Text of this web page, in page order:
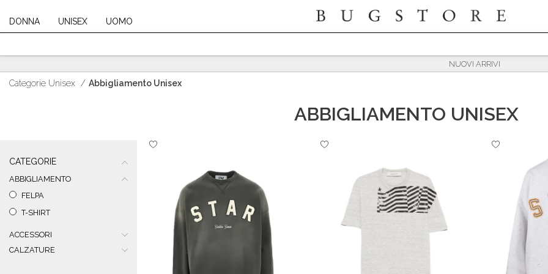
DONNA UNISEX UOMO
Categorie Unisex / Abbigliamento Unisex
ABBIGLIAMENTO UNISEX
CATEGORIE
ABBIGLIAMENTO
FELPA
T-SHIRT
ACCESSORI
CALZATURE